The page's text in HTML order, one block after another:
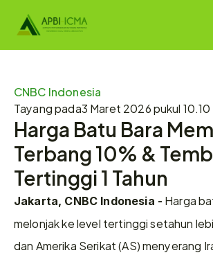
CNBC Indonesia
Tayang pada3 Maret 2026 pukul 10.10
Harga Batu Bara
Terbang 10% &
Tertinggi 1 Tahun
Jakarta, CNBC Indonesia - Harga
melonjak ke level tertinggi setahun
dan Amerika Serikat (AS) menyerang